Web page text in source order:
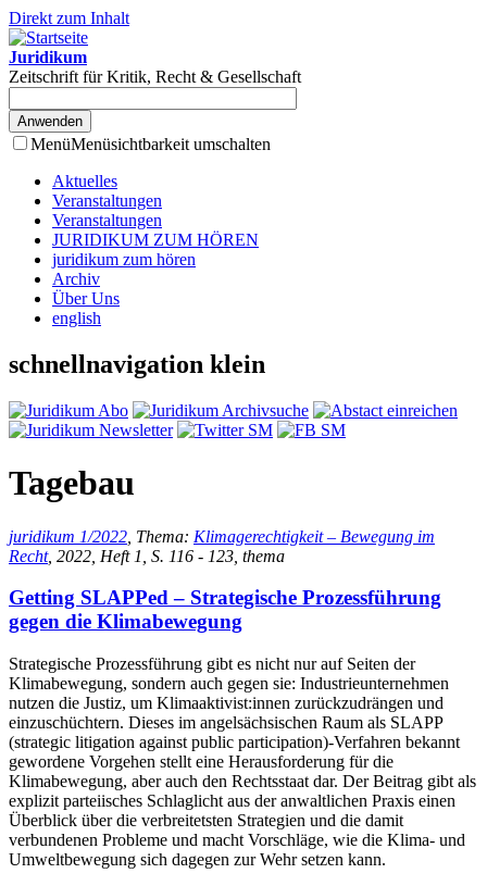
Direkt zum Inhalt
Juridikum
Zeitschrift für Kritik, Recht & Gesellschaft
MenüMenüsichtbarkeit umschalten
Aktuelles
Veranstaltungen
Veranstaltungen
JURIDIKUM ZUM HÖREN
juridikum zum hören
Archiv
Über Uns
english
schnellnavigation klein
Tagebau
juridikum 1/2022 , Thema: Klimagerechtigkeit – Bewegung im
Recht, 2022, Heft 1, S. 116 - 123, thema
Getting SLAPPed – Strategische Prozessführung
gegen die Klimabewegung
Strategische Prozessführung gibt es nicht nur auf Seiten der
Klimabewegung, sondern auch gegen sie: Industrieunternehmen
nutzen die Justiz, um Klimaaktivist:innen zurückzudrängen und
einzuschüchtern. Dieses im angelsächsischen Raum als SLAPP
(strategic litigation against public participation)-Verfahren bekannt
gewordene Vorgehen stellt eine Herausforderung für die
Klimabewegung, aber auch den Rechtsstaat dar. Der Beitrag gibt als
explizit parteiisches Schlaglicht aus der anwaltlichen Praxis einen
Überblick über die verbreitetsten Strategien und die damit
verbundenen Probleme und macht Vorschläge, wie die Klima- und
Umweltbewegung sich dagegen zur Wehr setzen kann.